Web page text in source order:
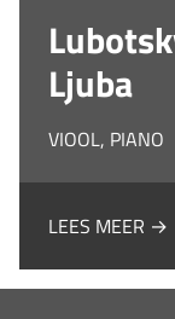
Ljuba
VIOOL, PIANO
LEES MEER →